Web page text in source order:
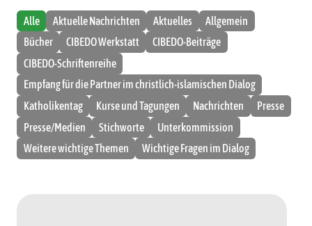
Alle Aktuelle Nachrichten Aktuelles
Allgemein
Bücher
CIBEDO Werkstatt
CIBEDO-Beiträge
CIBEDO-Schriftenreihe
Empfang für die Partner im christlich-islamischen Dialog
Katholikentag
Kurse und Tagungen Nachrichten
Presse
Presse/Medien
Stichworte
Unterkommission
Weitere wichtige Themen
Wichtige Fragen im Dialog